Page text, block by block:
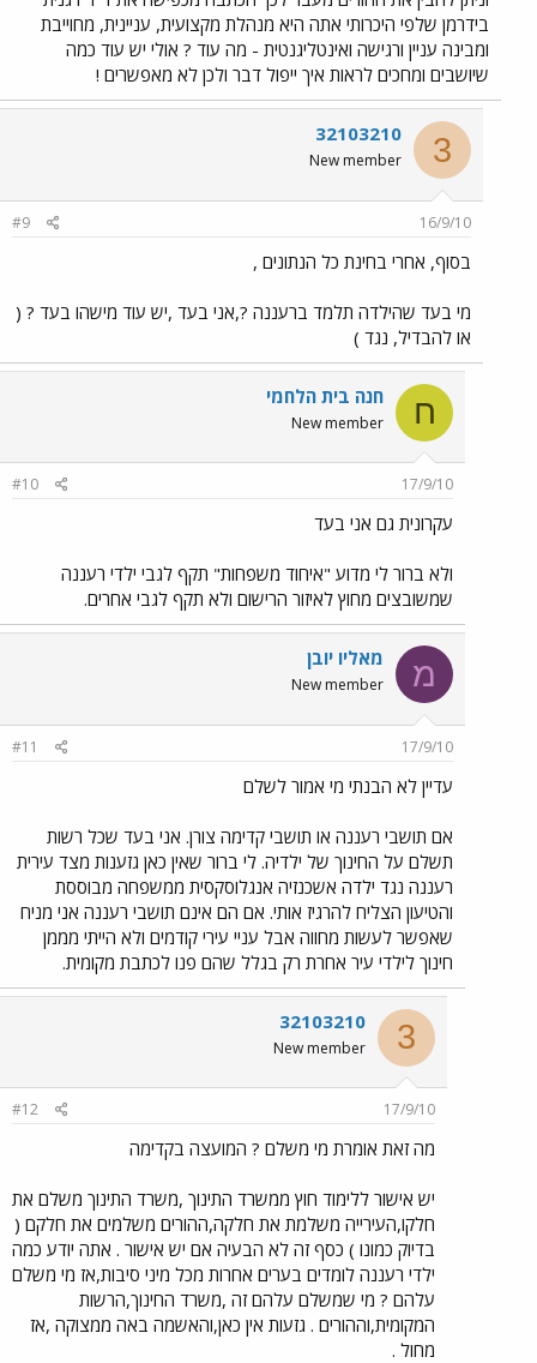
בידרמן שלפי היכרותי אתה היא מנהלת מקצועית, עניינית, מחוייבת
ומבינה עניין ורגישה ואינטליגנטית - מה עוד ? אולי יש עוד כמה
שיושבים ומחכים לראות איך ייפול דבר ולכן לא מאפשרים !
3
32103210
New member
16/9/10
#9
בסוף, אחרי בחינת כל הנתונים ,
מי בעד שהילדה תלמד ברעננה ?,אני בעד ,יש עוד מישהו בעד ? (
או להבדיל, נגד )
ח חנה בית הלחמי
New member
17/9/10
#10
עקרונית גם אני בעד
ולא ברור לי מדוע "איחוד משפחות" תקף לגבי ילדי רעננה
שמשובצים מחוץ לאיזור הרישום ולא תקף לגבי אחרים.
מ מאליו יובן
New member
17/9/10
#11
עדיין לא הבנתי מי אמור לשלם
אם תושבי רעננה או תושבי קדימה צורן. אני בעד שכל רשות
תשלם על החינוך של ילדיה. לי ברור שאין כאן גזענות מצד עירית
רעננה נגד ילדה אשכנזיה אנגלוסקסית ממשפחה מבוססת
והטיעון הצליח להרגיז אותי. אם הם אינם תושבי רעננה אני מניח
שאפשר לעשות מחווה אבל עניי עירי קודמים ולא הייתי מממן
חינוך לילדי עיר אחרת רק בגלל שהם פנו לכתבת מקומית.
3
32103210
New member
17/9/10
#12
מה זאת אומרת מי משלם ? המועצה בקדימה
יש אישור ללימוד חוץ ממשרד התינוך ,משרד התינוך משלם את
חלקו,העירייה משלמת את חלקה,ההורים משלמים את חלקם (
בדיוק כמונו ) כסף זה לא הבעיה אם יש אישור . אתה יודע כמה
ילדי רעננה לומדים בערים אחרות מכל מיני סיבות,אז מי משלם
עלהם ? מי שמשלם עלהם זה ,משרד החינוך,הרשות
המקומית,וההורים . גזעות אין כאן,והאשמה באה ממצוקה ,אז
מחול .